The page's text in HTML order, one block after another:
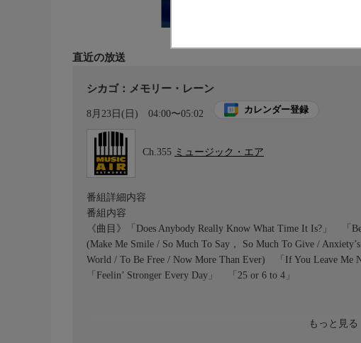
直近の放送
シカゴ：メモリー・レーン
8月23日(日) 04:00〜05:02 カレンダー登録
Ch.355 ミュージック・エア
もっと見る
番組詳細内容
番組内容
《曲目》「Does Anybody Really Know What Time It Is?」 「
(Make Me Smile / So Much To Say， So Much To Give /
World / To Be Free / Now More Than Ever) 「If You Leave
「Feelin’ Stronger Every Day」 「25 or 6 to 4」